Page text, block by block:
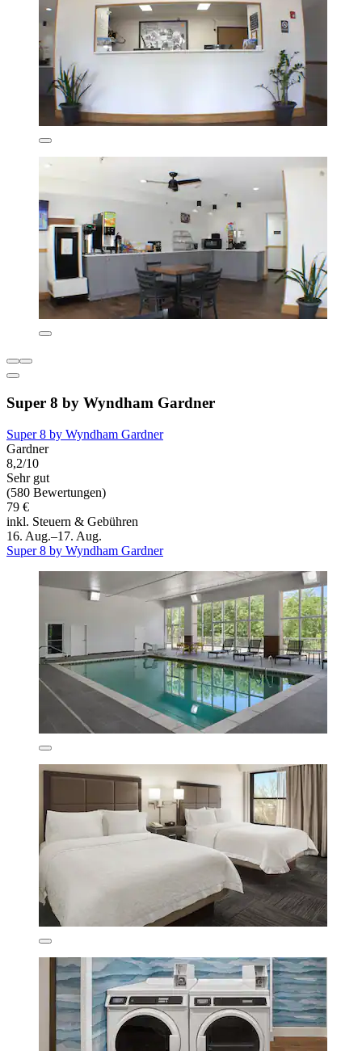
Super 8 by Wyndham Gardner
Super 8 by Wyndham Gardner
Gardner
8,2/10
Sehr gut
(580 Bewertungen)
79 €
inkl. Steuern & Gebühren
16. Aug.–17. Aug.
Super 8 by Wyndham Gardner